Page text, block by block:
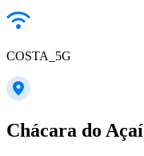
COSTA_5G
Chácara do Açaí